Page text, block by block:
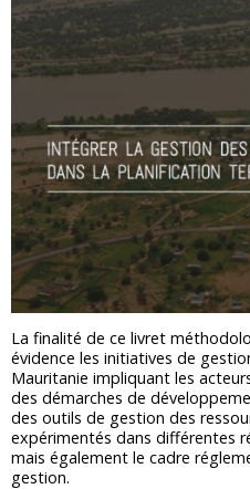
La finalité de ce livret
évidence les initiatives de
Mauritanie impliquant les
des démarches de
des outils de gestion des
expérimentés dans différentes
mais également le cadre
gestion.